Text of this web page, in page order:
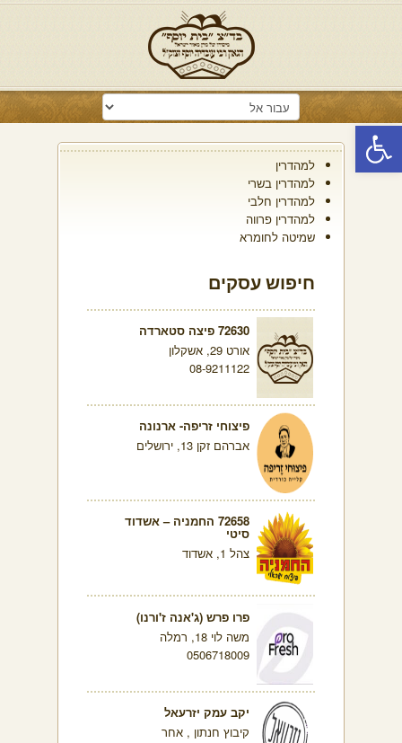
פתח סרגל נגישות
למהדרין
למהדרין בשרי
למהדרין חלבי
למהדרין פרווה
שמיטה לחומרא
חיפוש עסקים
72630 פיצה סטארדה
אורט 29, אשקלון
08-9211122
פיצוחי זריפה- ארנונה
אברהם זקן 13, ירושלים
72658 החמניה – אשדוד
סיטי
צהל 1, אשדוד
פרו פרש (ג'אנה ז'ורנו)
משה לוי 18, רמלה
0506718009
יקב עמק יזרעאל
קיבוץ חנתון , אחר